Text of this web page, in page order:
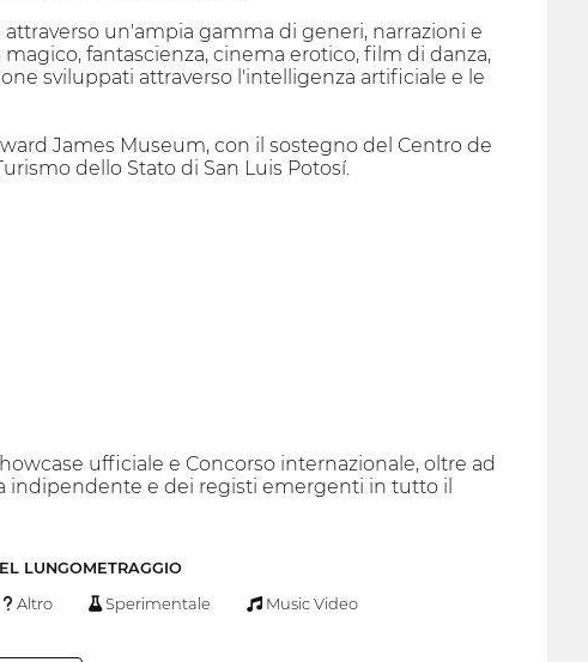
un'ampia gamma di generi, narrazioni e
fantascienza, cinema erotico, film di danza,
sviluppati attraverso l'intelligenza artificiale e le
James Museum, con il sostegno del Centro de
dello Stato di San Luis Potosí.
ufficiale e Concorso internazionale, oltre ad
indipendente e dei registi emergenti in tutto il
LUNGOMETRAGGIO
Altro Sperimentale Music Video